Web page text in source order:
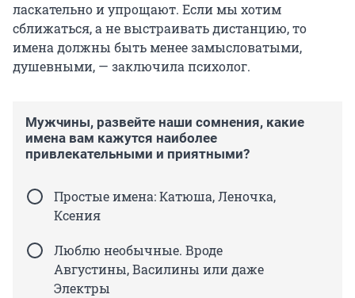
ласкательно и упрощают. Если мы хотим
сближаться, а не выстраивать дистанцию, то
имена должны быть менее замысловатыми,
душевными, — заключила психолог.
Мужчины, развейте наши сомнения, какие
имена вам кажутся наиболее
привлекательными и приятными?
Простые имена: Катюша, Леночка,
Ксения
Люблю необычные. Вроде
Августины, Василины или даже
Электры